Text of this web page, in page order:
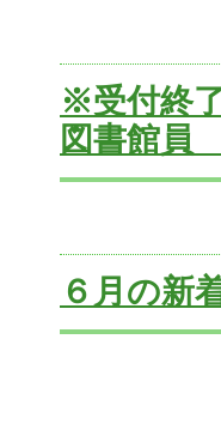
※受付終
図書館員
６月の新